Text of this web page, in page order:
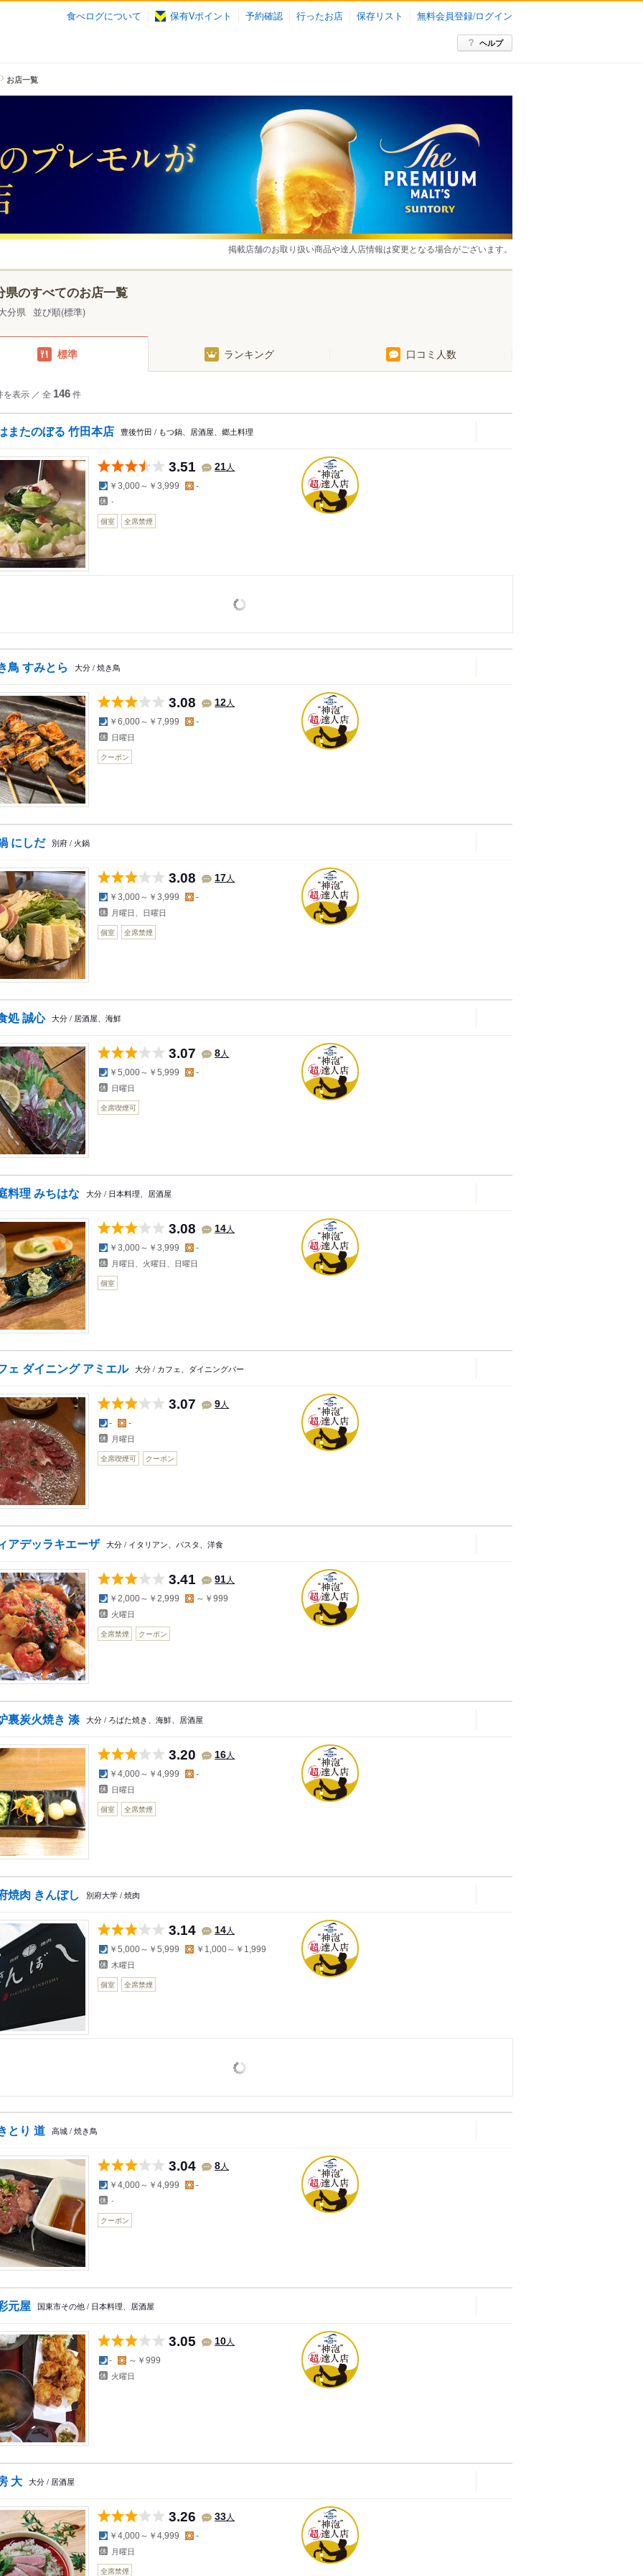
食べログについて 保有Vポイント 予約確認 行ったお店 保存リスト 無料会員登録/ログイン
ヘルプ
お店一覧
掲載店舗のお取り扱い商品や達人店情報は変更となる場合がございます。
県のすべてのお店一覧
分県 並び順(標準)
標準 ランキング 口コミ人数
を表示 ／ 全 146件
またのぼる 竹田本店 豊後竹田 / もつ鍋、居酒屋、郷土料理
3.51 21人
夜の予算
￥3,000～￥3,999 昼の予算
-
-
個室 全席禁煙
鳥 すみとら 大分 / 焼き鳥
3.08 12人
夜の予算
￥6,000～￥7,999 昼の予算
-
日曜日
クーポン
にしだ 別府 / 火鍋
3.08 17人
夜の予算
￥3,000～￥3,999 昼の予算
-
月曜日、日曜日
個室 全席禁煙
処 誠心 大分 / 居酒屋、海鮮
3.07 8人
夜の予算
￥5,000～￥5,999 昼の予算
-
日曜日
全席喫煙可
料理 みちはな 大分 / 日本料理、居酒屋
3.08 14人
夜の予算
￥3,000～￥3,999 昼の予算
-
月曜日、火曜日、日曜日
個室
ェ ダイニング アミエル 大分 / カフェ、ダイニングバー
3.07 9人
夜の予算
- 昼の予算
-
月曜日
全席喫煙可 クーポン
アデッラキエーザ 大分 / イタリアン、パスタ、洋食
3.41 91人
夜の予算
￥2,000～￥2,999 昼の予算
～￥999
火曜日
全席禁煙 クーポン
裏炭火焼き 湊 大分 / ろばた焼き、海鮮、居酒屋
3.20 16人
夜の予算
￥4,000～￥4,999 昼の予算
-
日曜日
個室 全席禁煙
焼肉 きんぼし 別府大学 / 焼肉
3.14 14人
夜の予算
￥5,000～￥5,999 昼の予算
￥1,000～￥1,999
木曜日
個室 全席禁煙
とり 道 高城 / 焼き鳥
3.04 8人
夜の予算
￥4,000～￥4,999 昼の予算
-
-
クーポン
元屋 国東市その他 / 日本料理、居酒屋
3.05 10人
夜の予算
- 昼の予算
～￥999
火曜日
大 大分 / 居酒屋
3.26 33人
夜の予算
￥4,000～￥4,999 昼の予算
-
月曜日
全席禁煙